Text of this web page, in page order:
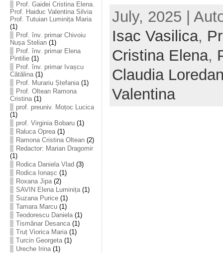
Prof. Gaidei Cristina Elena.
Prof. Haiduc Valentina Silvia
Prof. Tutuian Luminița Maria
(1)
Prof. înv. primar Chivoiu
Nușa Stelian(1)
Prof. înv. primar Elena
Pintilie(1)
Prof. înv. primar Ivașcu
Cătălina(1)
Prof. Murariu Ștefania(1)
Prof. Oltean Ramona
Cristina(1)
prof. preuniv. Moțoc Lucica
(1)
prof. Virginia Bobaru(1)
Raluca Oprea(1)
Ramona Cristina Oltean(2)
Redactor: Marian Dragomir
(1)
Rodica Daniela Vlad (3)
Rodica Ionașc (1)
Roxana Jipa(2)
SAVIN Elena Luminița(1)
Suzana Purice(1)
Tamara Marcu(1)
Teodorescu Daniela(1)
Tismănar Desanca(1)
Truț Viorica Maria(1)
Turcin Georgeta(1)
Ureche Irina(1)
July, 2025 |
Isac Vasilica,
Cristina Elena,
Claudia
Valentina